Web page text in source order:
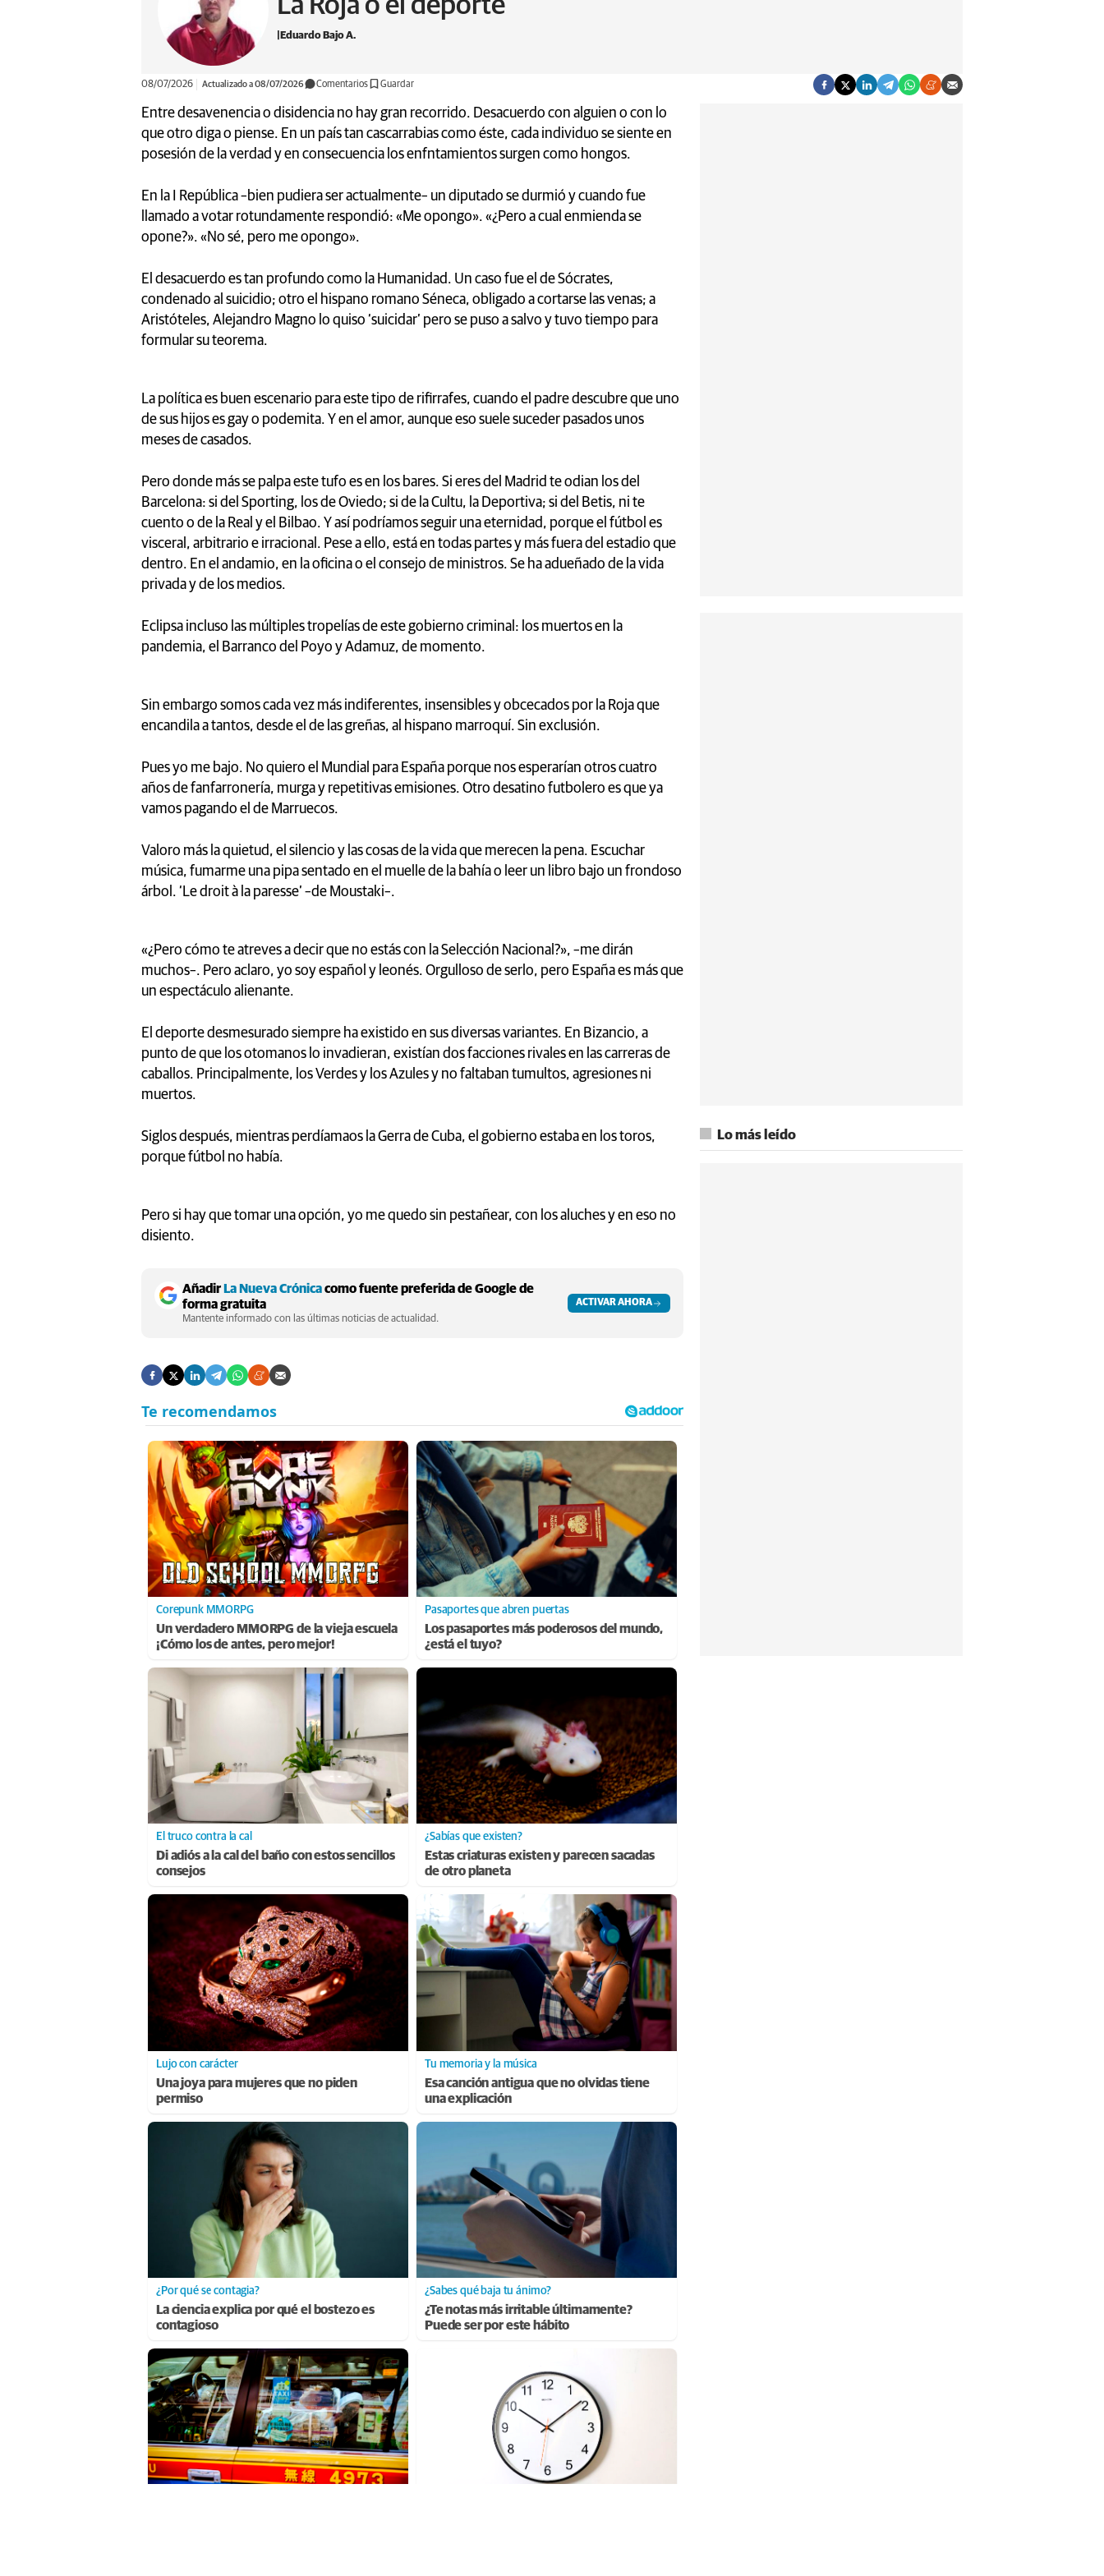
Eduardo Bajo A.
08/07/2026 Actualizado a 08/07/2026 Comentarios Guardar
Entre desavenencia o disidencia no hay gran recorrido. Desacuerdo con alguien o con lo
que otro diga o piense. En un país tan cascarrabias como éste, cada individuo se siente en
posesión de la verdad y en consecuencia los enfntamientos surgen como hongos.
En la I República –bien pudiera ser actualmente– un diputado se durmió y cuando fue
llamado a votar rotundamente respondió: «Me opongo». «¿Pero a cual enmienda se
opone?». «No sé, pero me opongo».
El desacuerdo es tan profundo como la Humanidad. Un caso fue el de Sócrates,
condenado al suicidio; otro el hispano romano Séneca, obligado a cortarse las venas; a
Aristóteles, Alejandro Magno lo quiso ‘suicidar’ pero se puso a salvo y tuvo tiempo para
formular su teorema.
La política es buen escenario para este tipo de rifirrafes, cuando el padre descubre que uno
de sus hijos es gay o podemita. Y en el amor, aunque eso suele suceder pasados unos
meses de casados.
Pero donde más se palpa este tufo es en los bares. Si eres del Madrid te odian los del
Barcelona: si del Sporting, los de Oviedo; si de la Cultu, la Deportiva; si del Betis, ni te
cuento o de la Real y el Bilbao. Y así podríamos seguir una eternidad, porque el fútbol es
visceral, arbitrario e irracional. Pese a ello, está en todas partes y más fuera del estadio que
dentro. En el andamio, en la oficina o el consejo de ministros. Se ha adueñado de la vida
privada y de los medios.
Eclipsa incluso las múltiples tropelías de este gobierno criminal: los muertos en la
pandemia, el Barranco del Poyo y Adamuz, de momento.
Sin embargo somos cada vez más indiferentes, insensibles y obcecados por la Roja que
encandila a tantos, desde el de las greñas, al hispano marroquí. Sin exclusión.
Pues yo me bajo. No quiero el Mundial para España porque nos esperarían otros cuatro
años de fanfarronería, murga y repetitivas emisiones. Otro desatino futbolero es que ya
vamos pagando el de Marruecos.
Valoro más la quietud, el silencio y las cosas de la vida que merecen la pena. Escuchar
música, fumarme una pipa sentado en el muelle de la bahía o leer un libro bajo un frondoso
árbol. ‘Le droit à la paresse’ –de Moustaki–.
«¿Pero cómo te atreves a decir que no estás con la Selección Nacional?», –me dirán
muchos–. Pero aclaro, yo soy español y leonés. Orgulloso de serlo, pero España es más que
un espectáculo alienante.
El deporte desmesurado siempre ha existido en sus diversas variantes. En Bizancio, a
punto de que los otomanos lo invadieran, existían dos facciones rivales en las carreras de
caballos. Principalmente, los Verdes y los Azules y no faltaban tumultos, agresiones ni
muertos.
Siglos después, mientras perdíamaos la Gerra de Cuba, el gobierno estaba en los toros,
porque fútbol no había.
Pero si hay que tomar una opción, yo me quedo sin pestañear, con los aluches y en eso no
disiento.
Añadir La Nueva Crónicacomo fuente preferida de Google de
forma gratuita
Mantente informado con las últimas noticias de actualidad.
ACTIVAR AHORA
Corepunk MMORPG
Un verdadero MMORPG de la vieja escuela
¡Cómo los de antes, pero mejor!
Pasaportes que abren puertas
Los pasaportes más poderosos del mundo,
¿está el tuyo?
El truco contra la cal
Di adiós a la cal del baño con estos sencillos
consejos
¿Sabías que existen?
Estas criaturas existen y parecen sacadas
de otro planeta
Lujo con carácter
Una joya para mujeres que no piden
permiso
Tu memoria y la música
Esa canción antigua que no olvidas tiene
una explicación
¿Por qué se contagia?
La ciencia explica por qué el bostezo es
contagioso
¿Sabes qué baja tu ánimo?
¿Te notas más irritable últimamente?
Puede ser por este hábito
Lo más leído